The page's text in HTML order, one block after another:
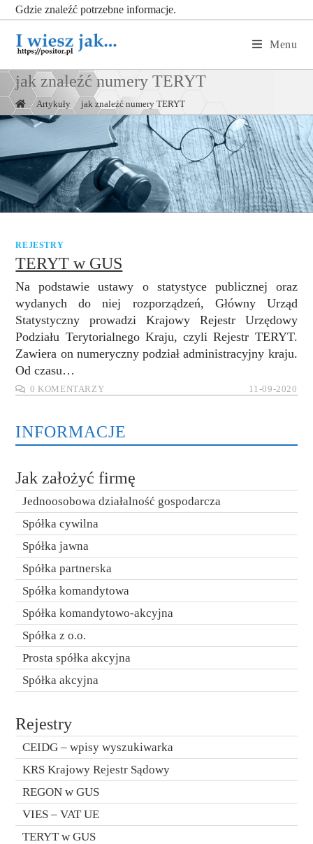
Gdzie znaleźć potrzebne informacje.
Menu
jak znaleźć numery TERYT
| Artykuły | jak znaleźć numery TERYT
REJESTRY
TERYT w GUS
Na podstawie ustawy o statystyce publicznej oraz
wydanych do niej rozporządzeń, Główny Urząd
Statystyczny prowadzi Krajowy Rejestr Urzędowy
Podziału Terytorialnego Kraju, czyli Rejestr TERYT.
Zawiera on numeryczny podział administracyjny kraju.
Od czasu…
0 KOMENTARZY 11-09-2020
INFORMACJE
Jak założyć firmę
Jednoosobowa działalność gospodarcza
Spółka cywilna
Spółka jawna
Spółka partnerska
Spółka komandytowa
Spółka komandytowo-akcyjna
Spółka z o.o.
Prosta spółka akcyjna
Spółka akcyjna
Rejestry
CEIDG – wpisy wyszukiwarka
KRS Krajowy Rejestr Sądowy
REGON w GUS
VIES – VAT UE
TERYT w GUS